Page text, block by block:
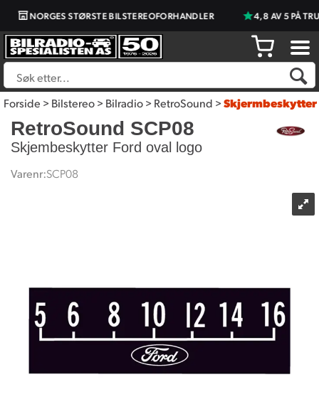
NORGES STØRSTE BILSTEREOFORHANDLER 4,8 AV 5 PÅ
Forside>Bilstereo>Bilradio>RetroSound>Skjermbeskytter
RetroSound SCP08
Skjembeskytter Ford oval logo
Varenr:SCP08